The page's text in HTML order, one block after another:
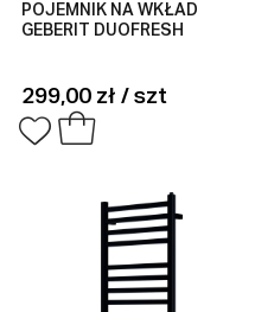
POJEMNIK NA WKŁAD
GEBERIT DUOFRESH
299,00 zł / szt